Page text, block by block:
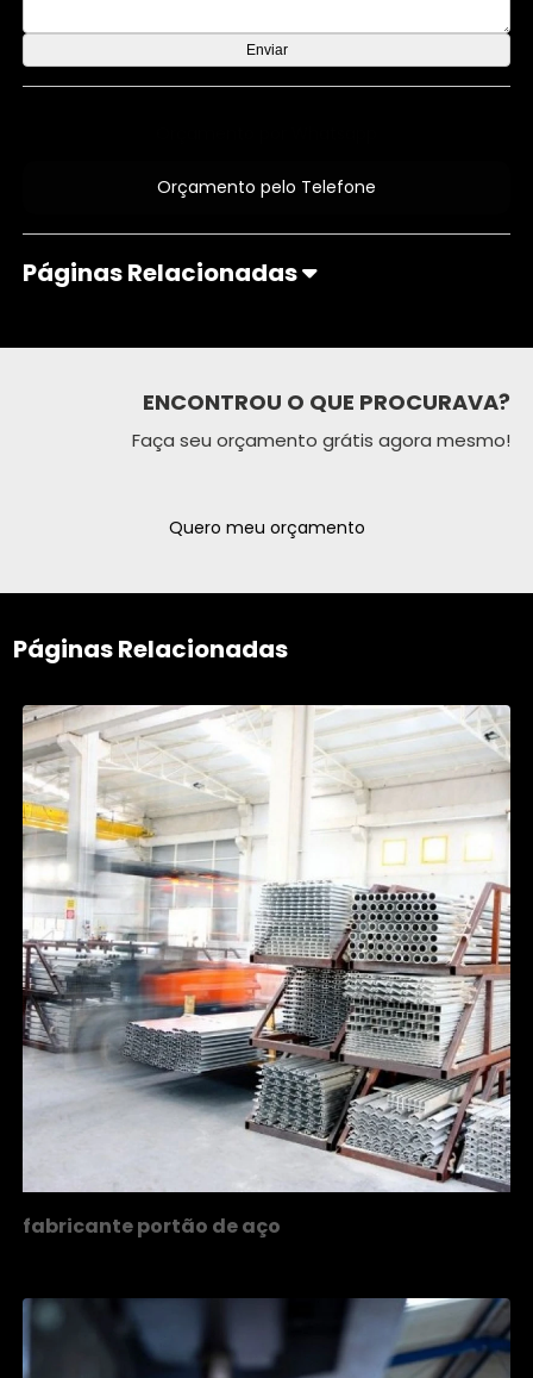
Orçamento pelo Telefone
Páginas Relacionadas
ENCONTROU O QUE PROCURAVA?
Faça seu orçamento grátis agora mesmo!
Quero meu orçamento
Páginas Relacionadas
fabricante portão de aço